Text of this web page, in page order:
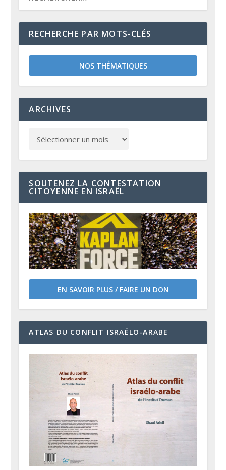
RECHERCHE PAR MOTS-CLÉS
NOS THÉMATIQUES
ARCHIVES
SOUTENEZ LA CONTESTATION
CITOYENNE EN ISRAËL
EN SAVOIR PLUS / FAIRE UN DON
ATLAS DU CONFLIT ISRAÉLO-ARABE